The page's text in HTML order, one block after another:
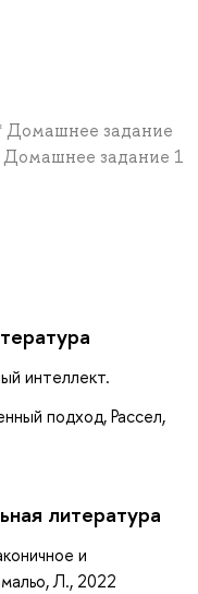
Домашнее задание
Домашнее задание 1
интеллект.
подход, Рассел,
литература
и
Л., 2022